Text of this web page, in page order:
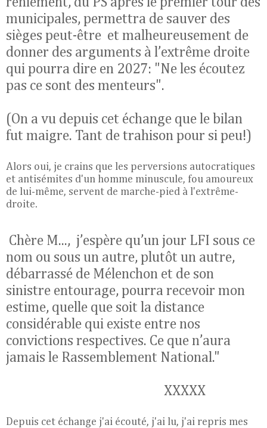
municipales, permettra de sauver des
sièges peut-être et malheureusement de
donner des arguments à l’extrême droite
qui pourra dire en 2027: "Ne les écoutez
pas ce sont des menteurs".
(On a vu depuis cet échange que le bilan
fut maigre. Tant de trahison pour si peu!)
Alors oui, je crains que les perversions autocratiques
et antisémites d'un homme minuscule, fou amoureux
de lui-même, servent de marche-pied à l'extrême-
droite.
Chère M..., j’espère qu’un jour LFI sous ce
nom ou sous un autre, plutôt un autre,
débarrassé de Mélenchon et de son
sinistre entourage, pourra recevoir mon
estime, quelle que soit la distance
considérable qui existe entre nos
convictions respectives. Ce que n’aura
jamais le Rassemblement National."
XXXXX
Depuis cet échange j'ai écouté, j'ai lu, j'ai repris mes